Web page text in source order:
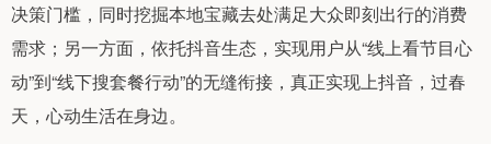
决策门槛，同时挖掘本地宝藏去处满足大众即刻出行的消费
需求；另一方面，依托抖音生态，实现用户从“线上看节目心
动”到“线下搜套餐行动”的无缝衔接，真正实现上抖音，过春
天，心动生活在身边。